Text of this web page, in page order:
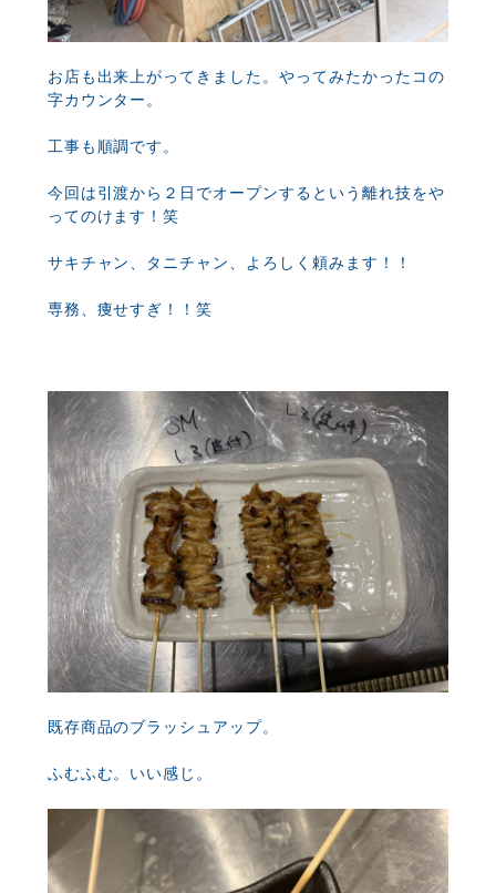
お店も出来上がってきました。やってみたかったコの
字カウンター。
工事も順調です。
今回は引渡から２日でオープンするという離れ技をや
ってのけます！笑
サキチャン、タニチャン、よろしく頼みます！！
専務、痩せすぎ！！笑
既存商品のブラッシュアップ。
ふむふむ。いい感じ。